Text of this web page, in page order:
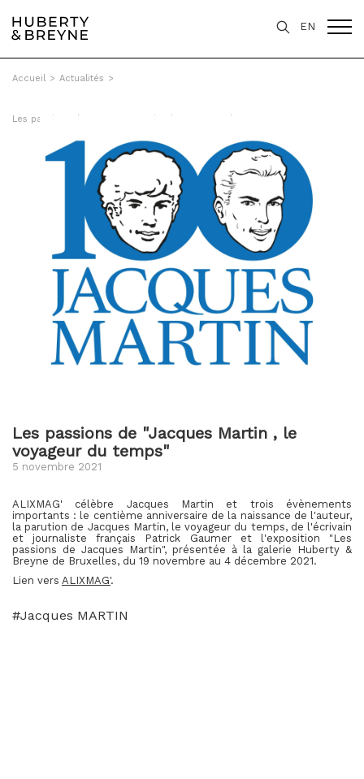
EN
Accueil > Actualités >
Les passions de "Jacques Martin , le voyageur du temps"
Les passions de "Jacques Martin , le
voyageur du temps"
5 novembre 2021
ALIXMAG' célèbre Jacques Martin et trois évènements
importants : le centième anniversaire de la naissance de l'auteur,
la parution de Jacques Martin, le voyageur du temps, de l'écrivain
et journaliste français Patrick Gaumer et l'exposition "Les
passions de Jacques Martin", présentée à la galerie Huberty &
Breyne de Bruxelles, du 19 novembre au 4 décembre 2021.
Lien vers ALIXMAG'.
#Jacques MARTIN